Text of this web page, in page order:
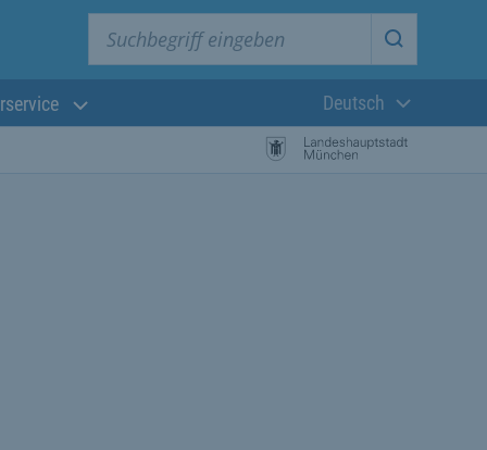
Suche
Aktuelle
Deutsch